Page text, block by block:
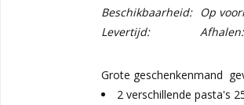
Beschikbaarheid:
Op
Levertijd:
Grote geschenkenmand
2 verschillende pasta's